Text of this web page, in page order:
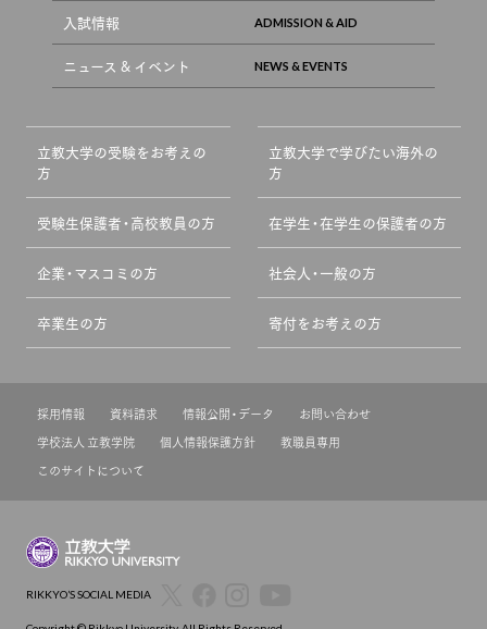
入試情報
ニュース & イベント
立教大学の受験をお考えの
方
立教大学で学びたい海外の
方
受験生保護者・高校教員の方 在学生・在学生の保護者の方
企業・マスコミの方 社会人・一般の方
卒業生の方 寄付をお考えの方
採用情報 資料請求 情報公開・データ
お問い合わせ
学校法人 立教学院
個人情報保護方針
教職員専用
このサイトについて
RIKKYO’S SOCIAL MEDIA